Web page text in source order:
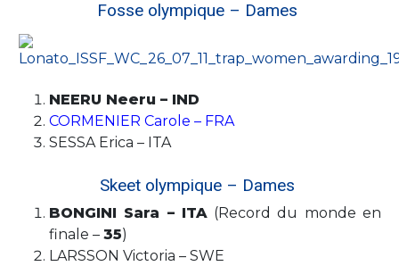
Fosse olympique – Dames
NEERU Neeru – IND
CORMENIER Carole – FRA
SESSA Erica – ITA
Skeet olympique – Dames
BONGINI Sara – ITA(Record du monde en
finale – 35)
LARSSON Victoria – SWE